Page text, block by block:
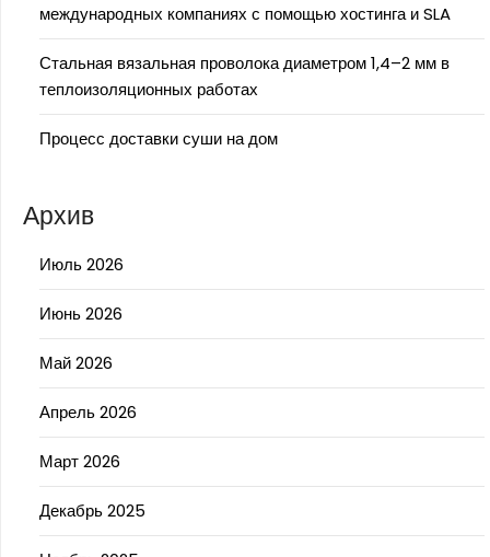
международных компаниях с помощью хостинга и SLA
Стальная вязальная проволока диаметром 1,4–2 мм в
теплоизоляционных работах
Процесс доставки суши на дом
Архив
Июль 2026
Июнь 2026
Май 2026
Апрель 2026
Март 2026
Декабрь 2025